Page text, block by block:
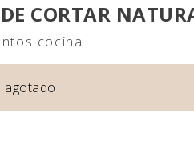
CORTAR
cocina
agotado